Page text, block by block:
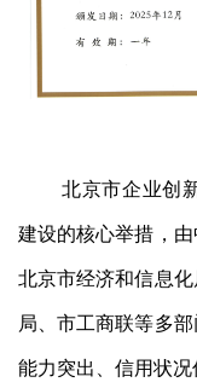
北京市企业创
建设的核心举措，
北京市经济和信息
局、市工商联等多
能力突出、信用状况